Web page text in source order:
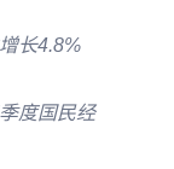
长4.8%
度国民经